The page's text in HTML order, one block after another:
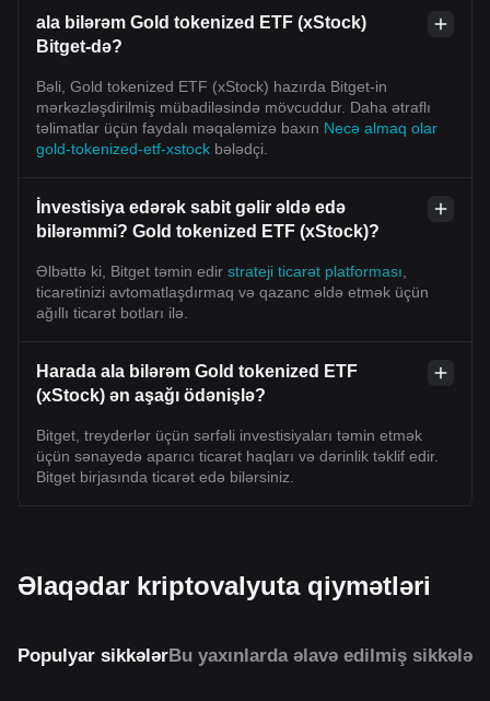
ala bilərəm Gold tokenized ETF (xStock)
Bitget-də?
Bəli, Gold tokenized ETF (xStock) hazırda Bitget-in
mərkəzləşdirilmiş mübadiləsində mövcuddur. Daha ətraflı
təlimatlar üçün faydalı məqaləmizə baxın Necə almaq olar
gold-tokenized-etf-xstock bələdçi.
İnvestisiya edərək sabit gəlir əldə edə
bilərəmmi? Gold tokenized ETF (xStock)?
Əlbəttə ki, Bitget təmin edir strateji ticarət platforması
ticarətinizi avtomatlaşdırmaq və qazanc əldə etmək üçün
ağıllı ticarət botları ilə.
Harada ala bilərəm Gold tokenized ETF
(xStock) ən aşağı ödənişlə?
Bitget, treyderlər üçün sərfəli investisiyaları təmin etmək
üçün sənayedə aparıcı ticarət haqları və dərinlik təklif edir.
Bitget birjasında ticarət edə bilərsiniz.
Əlaqədar kriptovalyuta qiymətləri
Populyar sikkələrBu yaxınlarda əlavə edilmiş sikkələr